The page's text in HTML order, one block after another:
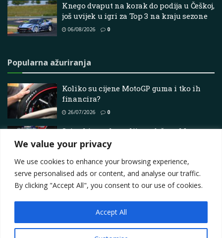
We value your privacy
We use cookies to enhance your browsing experience,
serve personalised ads or content, and analyse our traffic.
By clicking "Accept All", you consent to our use of cookies.
Accept All
Knego dvaput na korak do podija u Češkoj,
još uvijek u igri za Top 3 na kraju sezone
06/08/2026 0
Popularna ažuriranja
Koliko su cijene MotoGP guma i tko ih
financira?
26/07/2026 0
Svjetski prvak u reliju podržava Maxa
Verstappena u prijavi
Contact
Privacy Policy
Terms Marketing i oglašavanje